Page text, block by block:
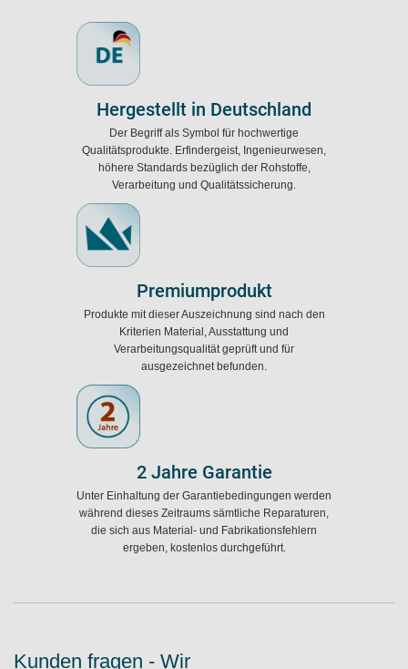
Hergestellt in Deutschland
Der Begriff als Symbol für hochwertige
Qualitätsprodukte. Erfindergeist, Ingenieurwesen,
höhere Standards bezüglich der Rohstoffe,
Verarbeitung und Qualitätssicherung.
Premiumprodukt
Produkte mit dieser Auszeichnung sind nach den
Kriterien Material, Ausstattung und
Verarbeitungsqualität geprüft und für
ausgezeichnet befunden.
2 Jahre Garantie
Unter Einhaltung der Garantiebedingungen werden
während dieses Zeitraums sämtliche Reparaturen,
die sich aus Material- und Fabrikationsfehlern
ergeben, kostenlos durchgeführt.
Kunden fragen - Wir